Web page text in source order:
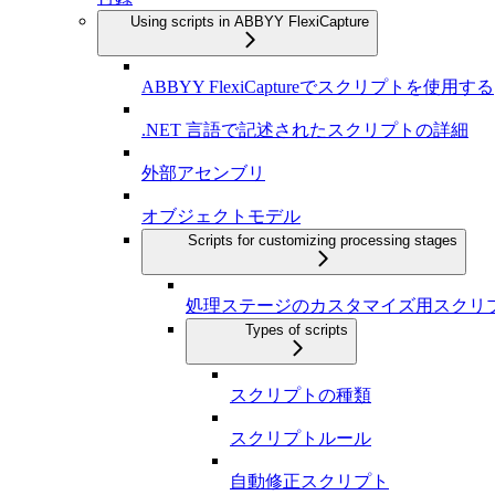
Using scripts in ABBYY FlexiCapture
ABBYY FlexiCaptureでスクリプトを使用する
.NET 言語で記述されたスクリプトの詳細
外部アセンブリ
オブジェクトモデル
Scripts for customizing processing stages
処理ステージのカスタマイズ用スクリ
Types of scripts
スクリプトの種類
スクリプトルール
自動修正スクリプト